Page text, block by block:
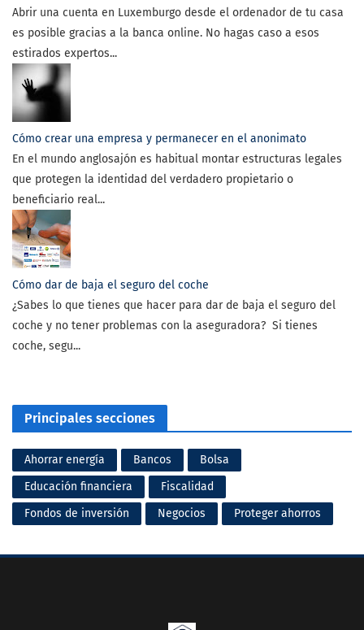
Abrir una cuenta en Luxemburgo desde el ordenador de tu casa
es posible gracias a la banca online. No hagas caso a esos
estirados expertos...
Cómo crear una empresa y permanecer en el anonimato
En el mundo anglosajón es habitual montar estructuras legales
que protegen la identidad del verdadero propietario o
beneficiario real...
Cómo dar de baja el seguro del coche
¿Sabes lo que tienes que hacer para dar de baja el seguro del
coche y no tener problemas con la aseguradora? Si tienes
coche, segu...
Principales secciones
Ahorrar energía Bancos
Bolsa
Educación financiera
Fiscalidad
Fondos de inversión
Negocios Proteger ahorros